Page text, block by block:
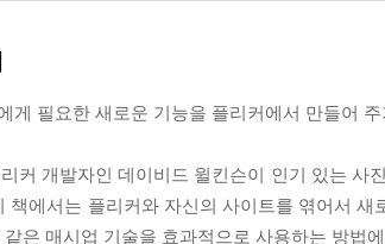
게 필요한 새로운 기능을 플리커에서 만들어
커 개발자인 데이비드 윌킨슨이 인기 있는 사
책에서는 플리커와 자신의 사이트를 엮어서
같은 매시업 기술을 효과적으로 사용하는 방법